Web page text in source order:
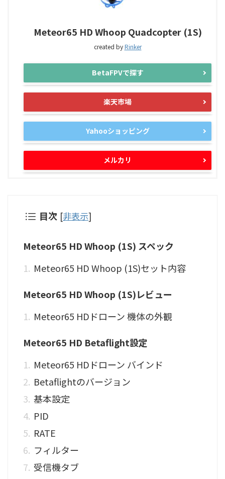
Meteor65 HD Whoop Quadcopter (1S)
created byRinker
BetaFPVで探す
楽天市場
Yahooショッピング
メルカリ
目次 [非表示]
Meteor65 HD Whoop (1S) スペック
Meteor65 HD Whoop (1S)セット内容
Meteor65 HD Whoop (1S)レビュー
Meteor65 HDドローン 機体の外観
Meteor65 HD Betaflight設定
Meteor65 HDドローン バインド
Betaflightのバージョン
基本設定
PID
RATE
フィルター
受信機タブ